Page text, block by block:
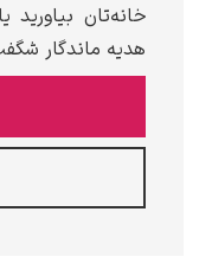
بیاورید یا
ماندگار شگفت‌زده
تماس